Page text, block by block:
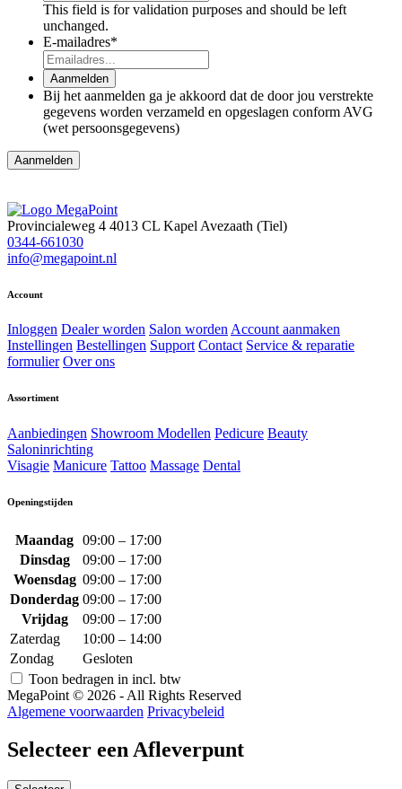
This field is for validation purposes and should be left
unchanged.
E-mailadres*
Aanmelden
Bij het aanmelden ga je akkoord dat de door jou verstrekte
gegevens worden verzameld en opgeslagen conform AVG
(wet persoonsgegevens)
Provincialeweg 4 4013 CL Kapel Avezaath (Tiel)
0344-661030
info@megapoint.nl
Account
Inloggen Dealer worden Salon wordenAccount aanmaken
Instellingen Bestellingen Support Contact Service & reparatie
formulier Over ons
Assortiment
Aanbiedingen Showroom Modellen Pedicure Beauty
Saloninrichting
Visagie Manicure Tattoo Massage Dental
Openingstijden
Maandag 09:00 – 17:00
Dinsdag
09:00 – 17:00
Woensdag 09:00 – 17:00
Donderdag 09:00 – 17:00
Vrijdag
09:00 – 17:00
Zaterdag
10:00 – 14:00
Zondag
Gesloten
Toon bedragen in incl. btw
MegaPoint © 2026 - All Rights Reserved
Algemene voorwaarden Privacybeleid
Selecteer een Afleverpunt